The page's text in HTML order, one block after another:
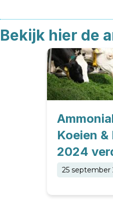
Bekijk hier de
Koeien &
2024
25 september